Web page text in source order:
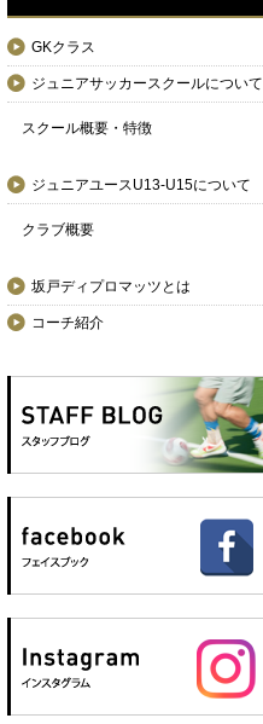
GKクラス
ジュニアサッカースクールについて
スクール概要・特徴
ジュニアユースU13-U15について
クラブ概要
坂戸ディプロマッツとは
コーチ紹介